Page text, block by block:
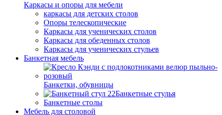
Каркасы и опоры для мебели
каркасы для детских столов
Опоры телескопические
Каркасы для ученических столов
Каркасы для обеденных столов
Каркасы для ученических стульев
Банкетная мебель
Банкетки, обувницы
Банкетные стулья
Банкетные столы
Мебель для столовой